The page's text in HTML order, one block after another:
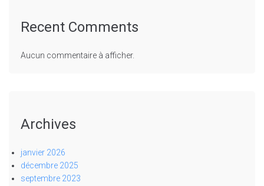
Recent Comments
Aucun commentaire à afficher.
Archives
janvier 2026
décembre 2025
septembre 2023